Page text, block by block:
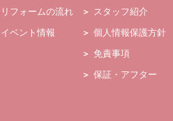
リフォームの流れ
イベント情報
スタッフ紹介
個人情報保護方針
免責事項
保証・アフター